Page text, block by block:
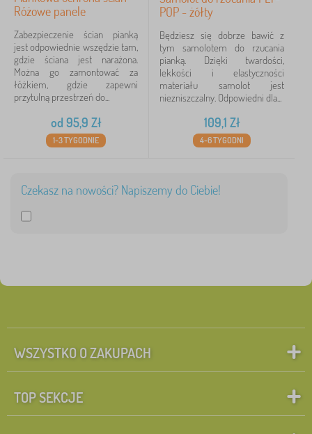
Różowe panele
Zabezpieczenie ścian pianką
jest odpowiednie wszędzie tam,
gdzie ściana jest narażona.
Można go zamontować za
łóżkiem, gdzie zapewni
przytulną przestrzeń do...
od 95,9 Zł
1-3 TYGODNIE
POP - żółty
Będziesz się dobrze bawić z
tym samolotem do rzucania
pianką. Dzięki twardości,
lekkości i elastyczności
materiału samolot jest
niezniszczalny. Odpowiedni dla...
109,1 Zł
4-6 TYGODNI
Czekasz na nowości? Napiszemy do Ciebie!
WSZYSTKO O ZAKUPACH
TOP SEKCJE